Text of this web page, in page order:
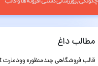
مطالب داغ